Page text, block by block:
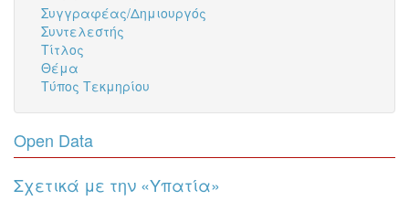
Συγγραφέας/Δημιουργός
Συντελεστής
Τίτλος
Θέμα
Τύπος Τεκμηρίου
Open Data
Σχετικά με την «Υπατία»